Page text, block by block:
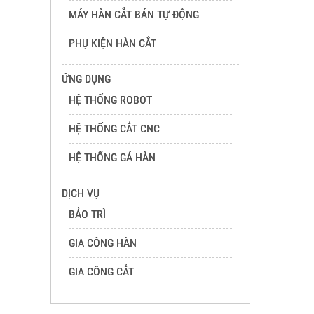
MÁY HÀN CẮT BÁN TỰ ĐỘNG
PHỤ KIỆN HÀN CẮT
ỨNG DỤNG
HỆ THỐNG ROBOT
HỆ THỐNG CẮT CNC
HỆ THỐNG GÁ HÀN
DỊCH VỤ
BẢO TRÌ
GIA CÔNG HÀN
GIA CÔNG CẮT